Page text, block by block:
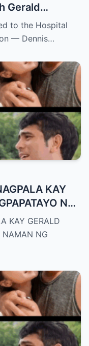
Gerald
Breaks
to the Hospital
— Dennis…
KAY
NA
SA
KAY GERALD
NAMAN NG